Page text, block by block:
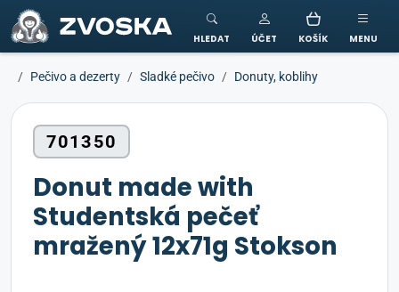
ZVOSKA
HLEDAT ÚČET KOŠÍK MENU
Pečivo a dezerty Sladké pečivo Donuty, koblihy
701350
Donut made with
Studentská pečeť
mražený 12x71g Stokson